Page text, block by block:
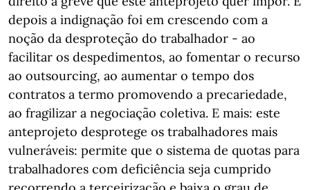
depois a indignação foi em crescendo com a
noção da desproteção do trabalhador - ao
facilitar os despedimentos, ao fomentar o recurso
ao outsourcing, ao aumentar o tempo dos
contratos a termo promovendo a precariedade,
ao fragilizar a negociação coletiva. E mais: este
anteprojeto desprotege os trabalhadores mais
vulneráveis: permite que o sistema de quotas para
trabalhadores com deficiência seja cumprido